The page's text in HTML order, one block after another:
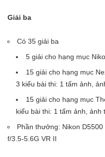
Giải ba
Có 35 giải ba
5 giải cho hạng mục
15 giải cho hạng mục
3 kiểu bài thi: 1 tấm ảnh,
15 giải cho hạng mục
kiểu bài thi: 1 tấm ảnh, ảnh
Phần thưởng: Nikon D5500
f/3.5-5.6G VR II